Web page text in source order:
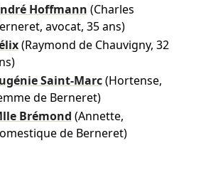
Hoffmann (Charles
avocat, 35 ans)
(Raymond de Chauvigny, 32
Saint-Marc (Hortense,
de Berneret)
Brémond (Annette,
de Berneret)